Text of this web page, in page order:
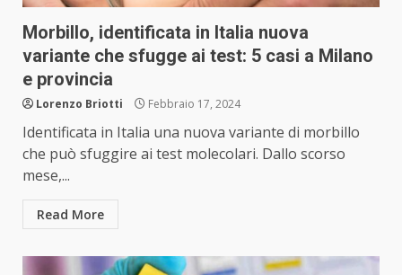
Morbillo, identificata in Italia nuova
variante che sfugge ai test: 5 casi a Milano
e provincia
Lorenzo Briotti Febbraio 17, 2024
Identificata in Italia una nuova variante di morbillo
che può sfuggire ai test molecolari. Dallo scorso
mese,...
Read More